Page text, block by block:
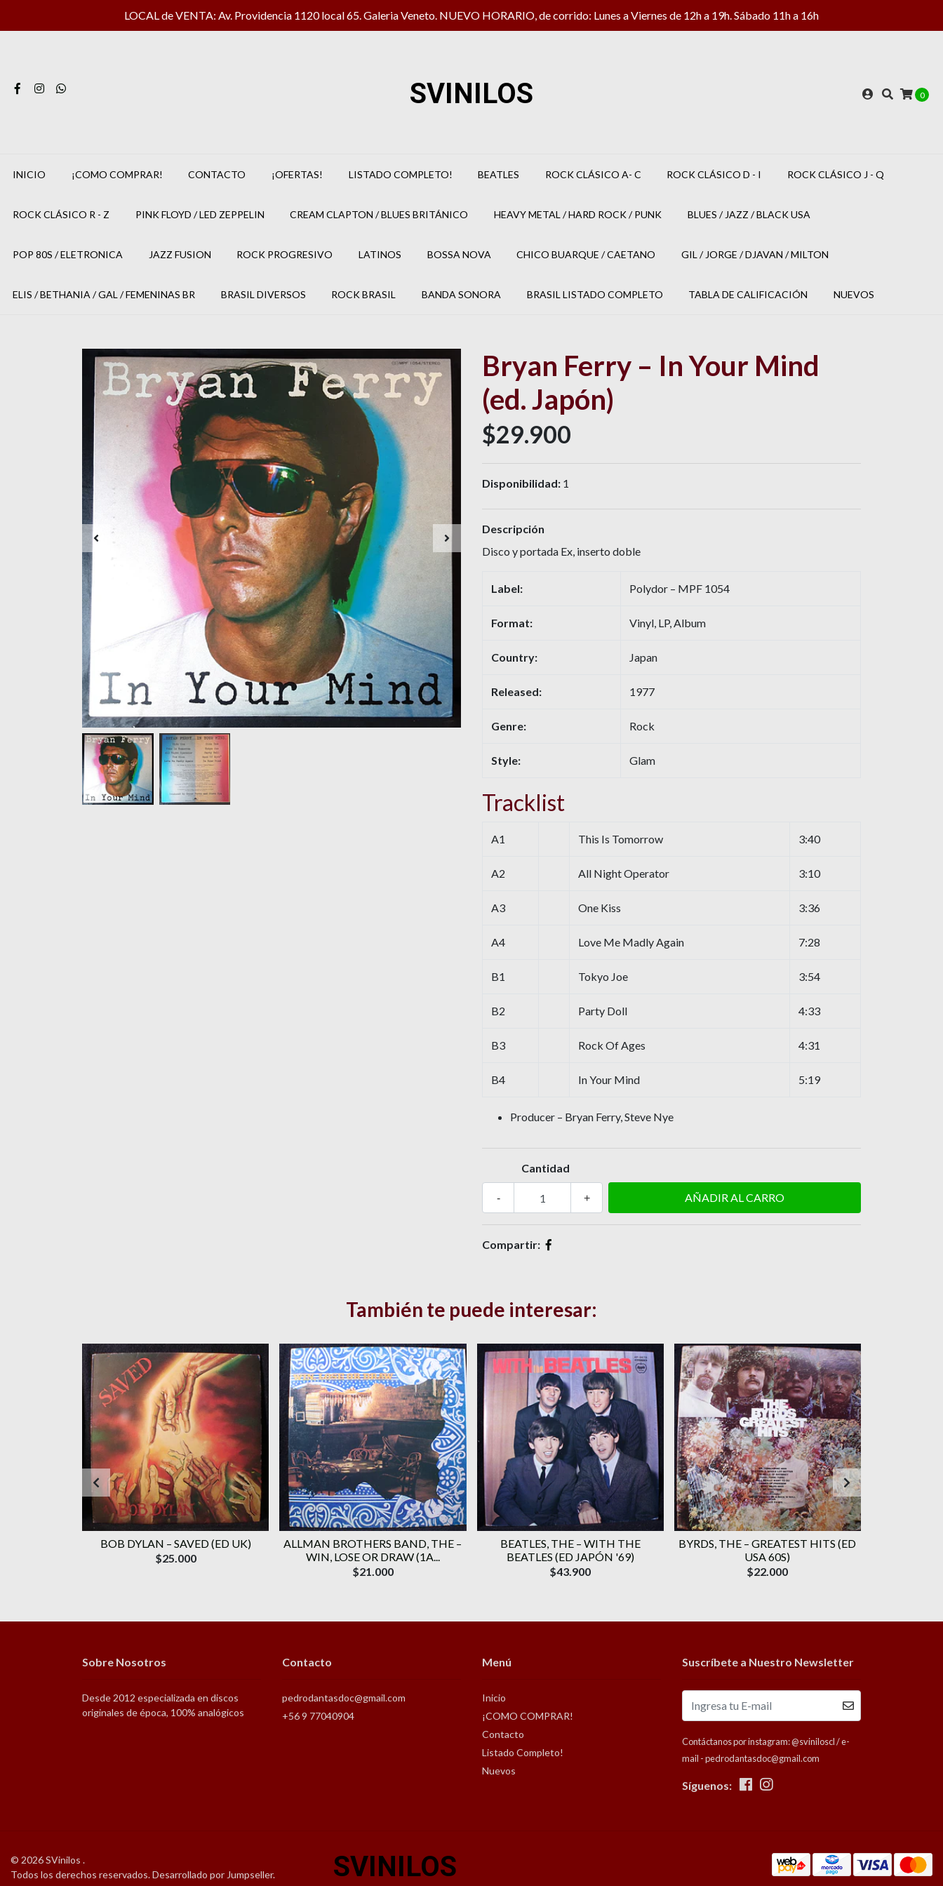
LOCAL de VENTA: Av. Providencia 1120 local 65. Galeria Veneto. NUEVO HORARIO, de corrido: Lunes a Viernes de 12h a 19h. Sábado 11h a 16h
SVINILOS 0
INICIO ¡COMO COMPRAR! CONTACTO ¡OFERTAS! LISTADO COMPLETO! BEATLES ROCK CLÁSICO A- C ROCK CLÁSICO D - I ROCK CLÁSICO J - Q
ROCK CLÁSICO R - Z PINK FLOYD / LED ZEPPELIN CREAM CLAPTON / BLUES BRITÁNICO HEAVY METAL / HARD ROCK / PUNK BLUES / JAZZ / BLACK USA
POP 80S / ELETRONICA JAZZ FUSION ROCK PROGRESIVO LATINOS BOSSA NOVA CHICO BUARQUE / CAETANO GIL / JORGE / DJAVAN / MILTON
ELIS / BETHANIA / GAL / FEMENINAS BR BRASIL DIVERSOS ROCK BRASIL BANDA SONORA BRASIL LISTADO COMPLETO TABLA DE CALIFICACIÓN NUEVOS
Bryan Ferry – In Your Mind
(ed. Japón)
$29.900
Disponibilidad: 1
Descripción
Disco y portada Ex, inserto doble
Label: Polydor – MPF 1054
Format: Vinyl, LP, Album
Country: Japan
Released: 1977
Genre: Rock
Style: Glam
Tracklist
A1 This Is Tomorrow 3:40
A2 All Night Operator 3:10
A3 One Kiss 3:36
A4 Love Me Madly Again 7:28
B1 Tokyo Joe 3:54
B2 Party Doll 4:33
B3 Rock Of Ages 4:31
B4 In Your Mind 5:19
Producer – Bryan Ferry, Steve Nye
Cantidad
+
-
Compartir:
También te puede interesar:
BOB DYLAN ‎– SAVED (ED UK)
$25.000
ALLMAN BROTHERS BAND, THE ‎–
WIN, LOSE OR DRAW (1A...
$21.000
BEATLES, THE – WITH THE
BEATLES (ED JAPÓN '69)
$43.900
BYRDS, THE ‎– GREATEST HITS (ED
USA 60S)
$22.000
Sobre Nosotros
Desde 2012 especializada en discos
originales de época, 100% analógicos
Contacto
pedrodantasdoc@gmail.com
+56 9 77040904
Menú
Inicio
¡COMO COMPRAR!
Contacto
Listado Completo!
Nuevos
Suscríbete a Nuestro Newsletter
Contáctanos por instagram: @sviniloscl / e-
mail - pedrodantasdoc@gmail.com
Síguenos:
© 2026 SVinilos .
Todos los derechos reservados.Desarrollado por Jumpseller. SVINILOS